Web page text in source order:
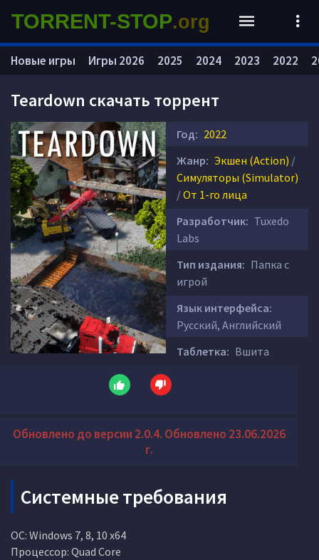
Teardown скачать торрент
Год: 2022
Жанр: Экшен (Action) /
Симуляторы (Simulator)
/От 1-го лица
Разработчик: Tuxedo
Labs
Тип издания: Папка с
игрой
Язык интерфейса:
Русский, Английский
Таблетка: Вшита
Обновлено до версии 2.0.4. Обновлено 23.06.2026
г.
Системные требования
ОС: Windows 7, 8, 10 x64
Процессор: Quad Core
Новые игры Игры 2026 2025 2024 2023 2022
TORRENT-STOP.org